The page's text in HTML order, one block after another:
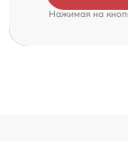
Нажимая на